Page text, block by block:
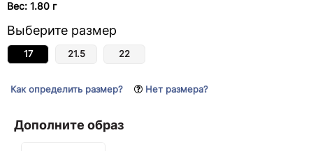
Вес: 1.80 г
Выберите размер
17 21.5 22
Как определить размер? Нет размера?
Дополните образ